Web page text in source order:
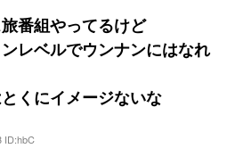
番組やってるけど
レベルでウンナンにはなれ
くにイメージないな
ID:hbC